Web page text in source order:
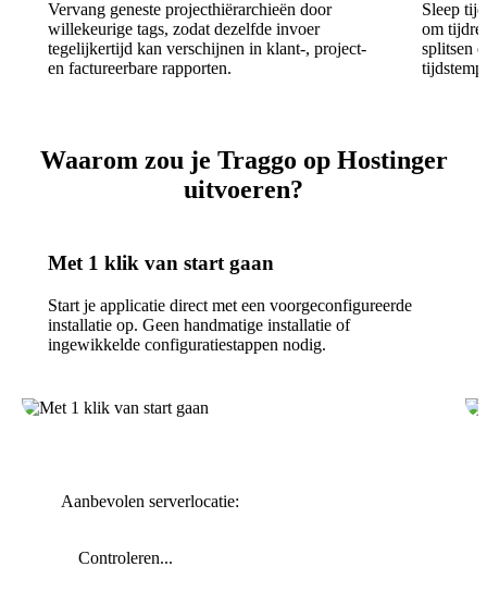
Vervang geneste projecthiërarchieën door
willekeurige tags, zodat dezelfde invoer
tegelijkertijd kan verschijnen in klant-, project-
en factureerbare rapporten.
Sleep
om
splitsen
Waarom zou je Traggo op Hostinger
uitvoeren?
Met 1 klik van start gaan
Start je applicatie direct met een voorgeconfigureerde
installatie op. Geen handmatige installatie of
ingewikkelde configuratiestappen nodig.
Aanbevolen serverlocatie:
Controleren...